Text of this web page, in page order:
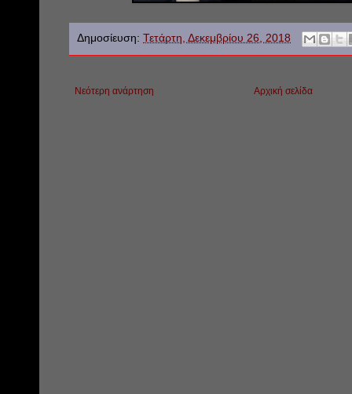
Δημοσίευση: Τετάρτη, Δεκεμβρίου 26, 2018
Νεότερη ανάρτηση Αρχική σελίδα